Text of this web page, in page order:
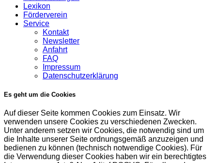
Lexikon
Förderverein
Service
Kontakt
Newsletter
Anfahrt
FAQ
Impressum
Datenschutzerklärung
Es geht um die Cookies
Auf dieser Seite kommen Cookies zum Einsatz. Wir
verwenden unsere Cookies zu verschiedenen Zwecken.
Unter anderem setzen wir Cookies, die notwendig sind um
die Inhalte unserer Seite ordnungsgemäß anzuzeigen und
bedienen zu können (technisch notwendige Cookies). Für
die Verwendung dieser Cookies haben wir ein berechtigtes